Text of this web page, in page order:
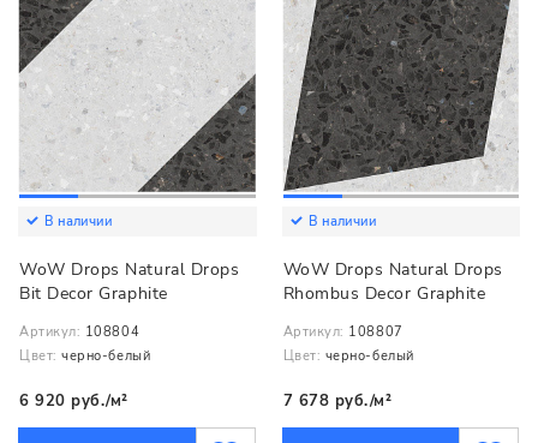
В наличии
WoW Drops Natural Drops
Bit Decor Graphite
Артикул: 108804
Цвет: черно-белый
6 920 руб./м²
В наличии
WoW Drops Natural Drops
Rhombus Decor Graphite
Артикул: 108807
Цвет: черно-белый
7 678 руб./м²